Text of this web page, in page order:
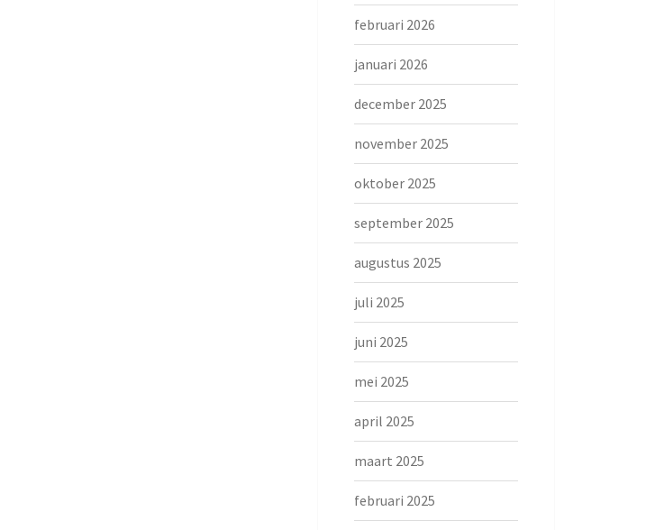
februari 2026
januari 2026
december 2025
november 2025
oktober 2025
september 2025
augustus 2025
juli 2025
juni 2025
mei 2025
april 2025
maart 2025
februari 2025